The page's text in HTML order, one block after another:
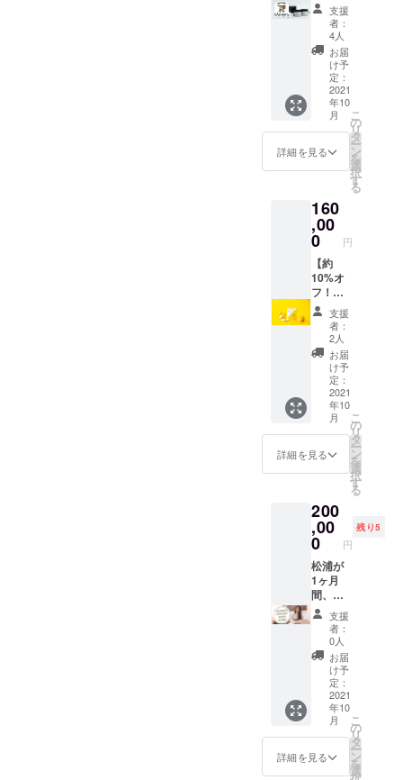
910-3 -
除菌ス
プレー
https://i
nyoum
arket.c
om/cat
egory/s
elect/78
2-1GD -
フレグ
arket.c
om/cat
egory/-/
その他
イン
ユー
マー
ケット
で販売
してい
る商品
より3点
～7点ほ
ど組み
合わせ
てお届
けいた
のお届
けとな
りま
むぎが
https://i
nyoum
arket.c
om/cat
egory/-/
910-3 -
除菌ス
プレー
https://i
egory/s
elect/78
2-1GD
■オーガ
ニック
な焼き
菓子詰
め合わ
せセッ
ト(例え
ば、
クッ
キー5枚
程度) ■
その他
イン
ユー
マー
る商品
より1点
～3点ほ
ど組み
合わせ
てお届
けいた
しま
す。
https://i
nyoum
arket.c
om/ ■受
取期間
2021年
10月1
日〜
2021年
nyoum
arket.c
om/cat
egory/-/
1061-1
- バスタ
イム
https://i
nyoum
arket.c
om/cat
egory/i
nyou/63
パー
フェク
トチョ
コレー
ト
https://i
nyoum
arket.c
om/cat
egory/-/
375-1 -
むぎが
https://i
nyoum
arket.c
om/cat
egory/-/
910-3 -
https://i
nyoum
arket.c
om/cat
egory/s
elect/78
2-1GD
※写真は
イメー
ジです
（写真
の商品
すべて
が入る
とは限
りませ
ん）。
■郵送で
のお届
鑑み
て、そ
の場で
の飲食
ではな
く、お
土産と
させて
いただ
く場合
がござ
いま
月 ■時
間：2-3
時間程
度 ■内
容：
オーガ
ニック
の未来
につい
て意見
交換。
また、
IN YOU
MARKE
Tや代表
松浦に
対して
オーガ
ニック
み相
談！
FAQな
ど。 ■
日程調
整方
法：
メール
■交通
費、宿
泊費は
ご支援
者ご自
身でご
負担い
ただき
ます。
※社会情
勢によ
MARKE
Tオリジ
ナル商
品ギフ
トボッ
クス イ
ンユー
マー
ケット
で実際
に購入
する
上のも
のをお
届け！
https://i
nyoum
arket.c
om/
【内
容】 ■
自社・
コラボ
商品
（下記
のうち7
点以
上） -
飲むミ
ネラル
https://i
om/cat
egory/
minery/
501-1 -
ビタミ
ンC
https://i
nyoum
arket.c
om/cat
egory/-/
1061-1
- バスタ
イム
https://i
nyoum
arket.c
om/cat
egory/i
支援
者：
4人
お届
け予
定：
2021
年10
月
詳細を見る
こ
の
リ
タ
ー
ン
を
選
択
す
る
160
,00
0 円
【約
10%オ
フ！】
Minery
エッセ
ンシャ
ルビタ
ミンC
お得な
サブス
クリプ
ション
（月1
回、12
か月）
arket.c
om/cat
egory/s
upplem
ent/106
1-1 ■郵
送での
お届け
となり
ます。
■2021
年10月
から1年
間とな
りま
す。
支援
者：
2人
お届
け予
定：
2021
年10
月
詳細を見る
こ
の
リ
タ
ー
ン
を
選
択
す
る
200
,00
0 円
残り5
松浦が
1ヶ月
間、食
事指
導、悩
み相
談、ア
ドバイ
スを行
いま
す！ ■
返信は
２ー３
営業日
以内、
支援
者：
0人
お届
け予
定：
2021
年10
月
詳細を見る
こ
の
リ
タ
ー
ン
を
選